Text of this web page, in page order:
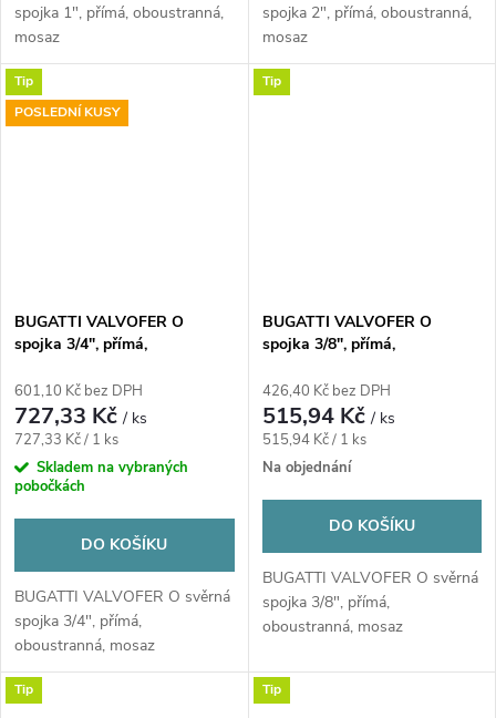
spojka 1", přímá, oboustranná,
mosaz
spojka 2", přímá, oboustranná,
mosaz
Tip
POSLEDNÍ KUSY
BUGATTI VALVOFER O
spojka 3/4", přímá,
mosaz
601,10 Kč bez DPH
727,33 Kč/ ks
Měrná
cena:
727,33 Kč / 1 ks
Skladem na vybraných
pobočkách
DO KOŠÍKU
BUGATTI VALVOFER O svěrná
spojka 3/4", přímá,
oboustranná, mosaz
Tip
BUGATTI VALVOFER O
spojka 3/8", přímá,
mosaz
426,40 Kč bez DPH
515,94 Kč/ ks
Měrná
cena:
515,94 Kč / 1 ks
Na objednání
DO KOŠÍKU
BUGATTI VALVOFER O svěrná
spojka 3/8", přímá,
oboustranná, mosaz
Tip Tip